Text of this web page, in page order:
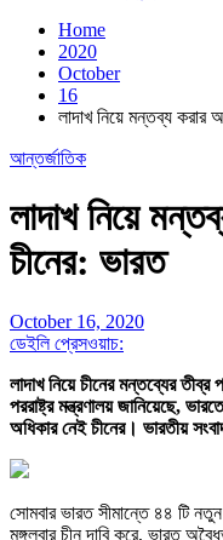
Home
2020
October
16
লাদাখ নিয়ে মন্তব্য করার
আন্তর্জাতিক
লাদাখ নিয়ে
চীনের: ভারত
October 16, 2020
ডেইলি প্রেসওয়াচ:
লাদাখ নিয়ে চীনের মন্তব্যের তীব্র
পররাষ্ট্র মন্ত্রণালয় জানিয়েছে,
অধিকার নেই চীনের। ভারতীয়
সোমবার ভারত সীমান্তে ৪৪ টি
মঙ্গলবার চীন দাবি করে, ভারত